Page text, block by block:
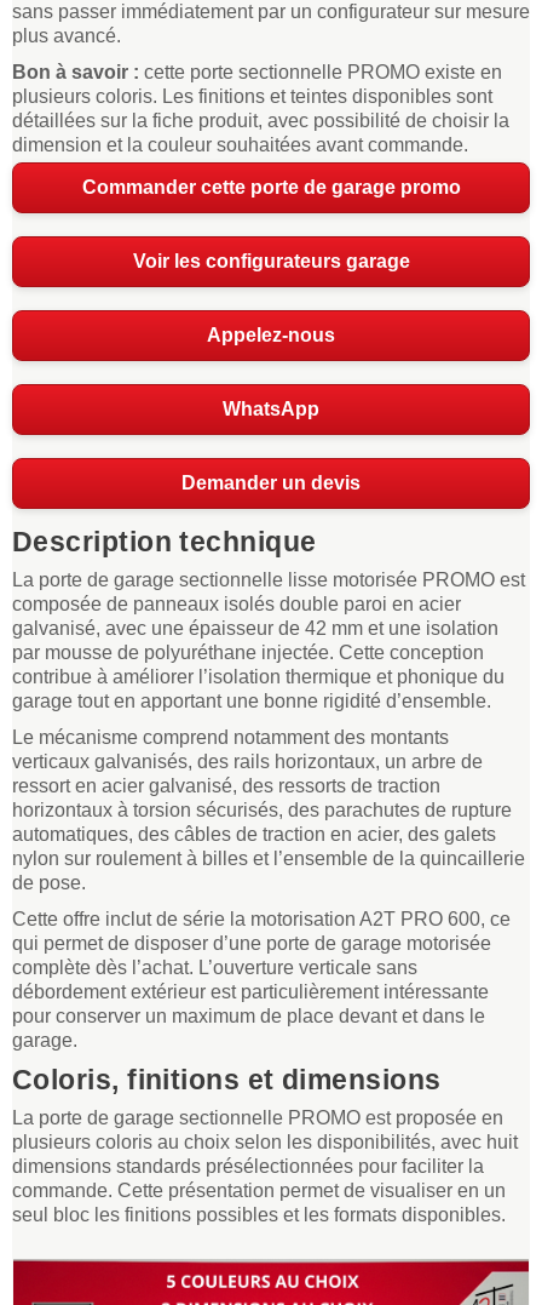
sans passer immédiatement par un configurateur sur mesure
plus avancé.
Bon à savoir : cette porte sectionnelle PROMO existe en
plusieurs coloris. Les finitions et teintes disponibles sont
détaillées sur la fiche produit, avec possibilité de choisir la
dimension et la couleur souhaitées avant commande.
Commander cette porte de garage promo
Voir les configurateurs garage
Appelez-nous
WhatsApp
Demander un devis
Description technique
La porte de garage sectionnelle lisse motorisée PROMO est
composée de panneaux isolés double paroi en acier
galvanisé, avec une épaisseur de 42 mm et une isolation
par mousse de polyuréthane injectée. Cette conception
contribue à améliorer l’isolation thermique et phonique du
garage tout en apportant une bonne rigidité d’ensemble.
Le mécanisme comprend notamment des montants
verticaux galvanisés, des rails horizontaux, un arbre de
ressort en acier galvanisé, des ressorts de traction
horizontaux à torsion sécurisés, des parachutes de rupture
automatiques, des câbles de traction en acier, des galets
nylon sur roulement à billes et l’ensemble de la quincaillerie
de pose.
Cette offre inclut de série la motorisation A2T PRO 600, ce
qui permet de disposer d’une porte de garage motorisée
complète dès l’achat. L’ouverture verticale sans
débordement extérieur est particulièrement intéressante
pour conserver un maximum de place devant et dans le
garage.
Coloris, finitions et dimensions
La porte de garage sectionnelle PROMO est proposée en
plusieurs coloris au choix selon les disponibilités, avec huit
dimensions standards présélectionnées pour faciliter la
commande. Cette présentation permet de visualiser en un
seul bloc les finitions possibles et les formats disponibles.